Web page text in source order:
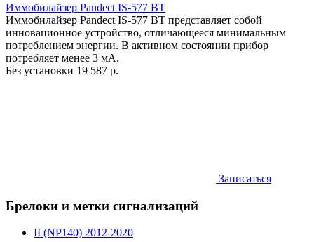
Иммобилайзер Pandect IS-577 BT
Иммобилайзер Pandect IS-577 BT представляет собой
инновационное устройство, отличающееся минимальным
потреблением энергии. В активном состоянии прибор
потребляет менее 3 мА.
Без установки 19 587 р.
Записаться
Брелоки и метки сигнализаций
II (NP140) 2012-2020